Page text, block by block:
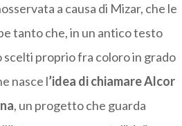
a causa di Mizar, che le
tanto che, in un antico testo
scelti proprio fra coloro in grado
nasce l’idea di chiamare Alcor
, un progetto che guarda